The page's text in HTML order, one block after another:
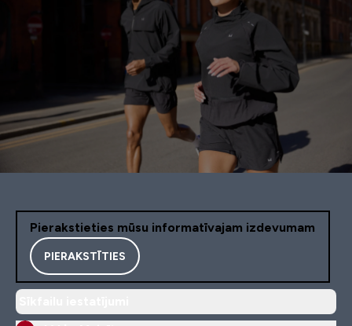
Pierakstieties mūsu informatīvajam izdevumam
PIERAKSTĪTIES